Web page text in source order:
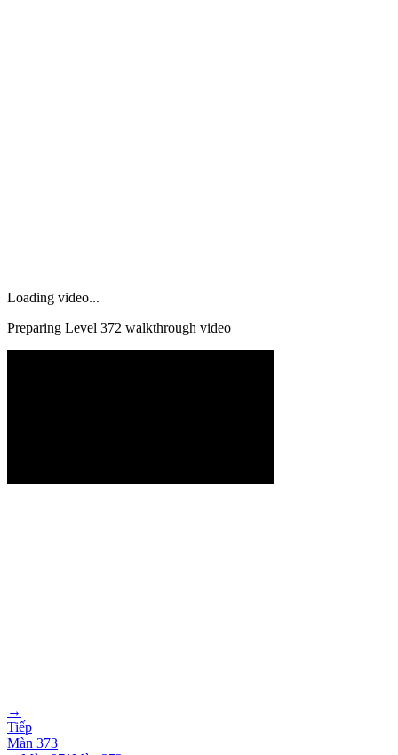
Loading video...
Preparing Level 372 walkthrough video
→
Tiếp
Màn 373